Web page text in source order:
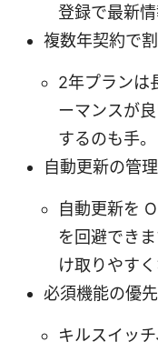
登録で最新情
複数年契約で
2年プランは
ーマンスが
するのも手。
自動更新の管理
自動更新を
を回避でき
け取りやすく
必須機能の優
キルスイッ